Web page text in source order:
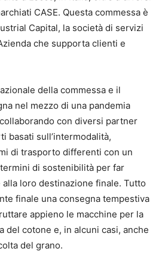
CASE. Questa commessa è
Capital, la società di servizi
che supporta clienti e
della commessa e il
nel mezzo di una pandemia
con diversi partner
basati sull’intermodalità,
di trasporto differenti con un
di sostenibilità per far
loro destinazione finale. Tutto
finale una consegna tempestiva
appieno le macchine per la
del cotone e, in alcuni casi, anche
del grano.